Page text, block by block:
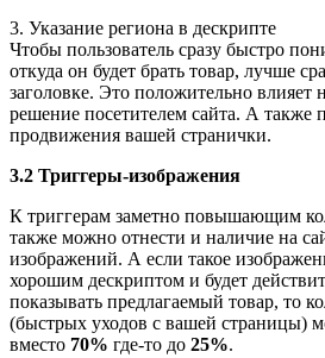
3. Указание региона в дескрипте
Чтобы пользователь сразу быстро
откуда он будет брать товар, лучше
заголовке. Это положительно влияет
решение посетителем сайта. А также
продвижения вашей странички.
3.2 Триггеры-изображения
К триггерам заметно повышающим
также можно отнести и наличие на
изображений. А если такое
хорошим дескриптом и будет
показывать предлагаемый товар, то
(быстрых уходов с вашей страницы)
вместо 70% где-то до 25%.